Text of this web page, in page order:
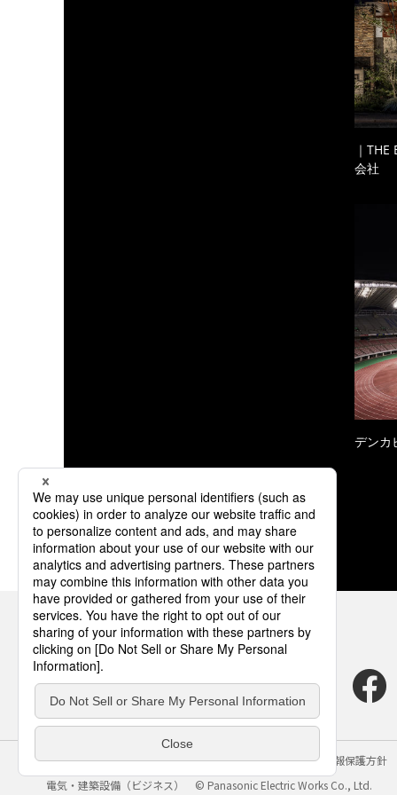
｜
会社
デンカ
サイトのご利用にあたって クッキーポリシー
個人情報保護方針
電気・建築設備（ビジネス）
© Panasonic Electric Works Co., Ltd.